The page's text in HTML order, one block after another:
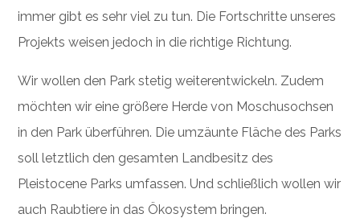
immer gibt es sehr viel zu tun. Die Fortschritte unseres
Projekts weisen jedoch in die richtige Richtung.
Wir wollen den Park stetig weiterentwickeln. Zudem
möchten wir eine größere Herde von Moschusochsen
in den Park überführen. Die umzäunte Fläche des Parks
soll letztlich den gesamten Landbesitz des
Pleistocene Parks umfassen. Und schließlich wollen wir
auch Raubtiere in das Ökosystem bringen.